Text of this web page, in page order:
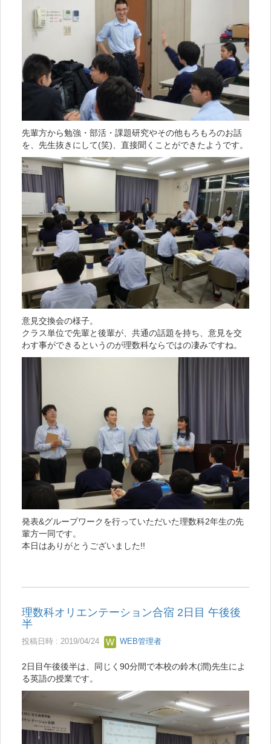
先輩方から勉強・部活・課題研究やその他もろもろのお話
を、先生抜きにして(笑)、直接聞くことができたようです。
意見交換会の様子。
クラス単位で先輩と後輩が、共通の話題を持ち、意見を交
わす事ができるというのが理数科ならではの凄みですね。
発表&グループワークを行っていただいた理数科2年生の先
輩方一同です。
本日はありがとうございました!!
理数科オリエンテーション合宿 2日目 午後後
半
投稿日時 : 2019/04/24 WEB管理者
2日目午後後半は、同じく90分間で本校の鈴木(潤)先生によ
る英語の授業です。